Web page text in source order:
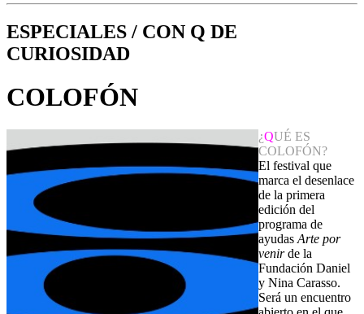
ESPECIALES / CON Q DE
CURIOSIDAD
COLOFÓN
¿QUÉ ES
COLOFÓN?
El festival que
marca el desenlace
de la primera
edición del
programa de
ayudas Arte por
venirde la
Fundación Daniel
y Nina Carasso.
Será un encuentro